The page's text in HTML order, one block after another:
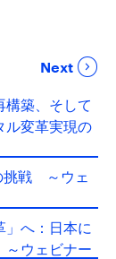
Next
築、そして
ル変革実現の
挑戦 ～ウェ
」へ：日本に
ウェビナー